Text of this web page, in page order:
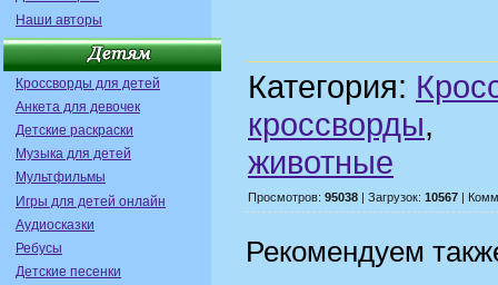
Наши авторы
Кроссворды для детей
Анкета для девочек
Детские раскраски
Музыка для детей
Мультфильмы
Игры для детей онлайн
Аудиосказки
Ребусы
Детские песенки
Категория:
кроссворды
животные
Просмотров: 95038 | Загрузок: 10567 |
Рекомендуем